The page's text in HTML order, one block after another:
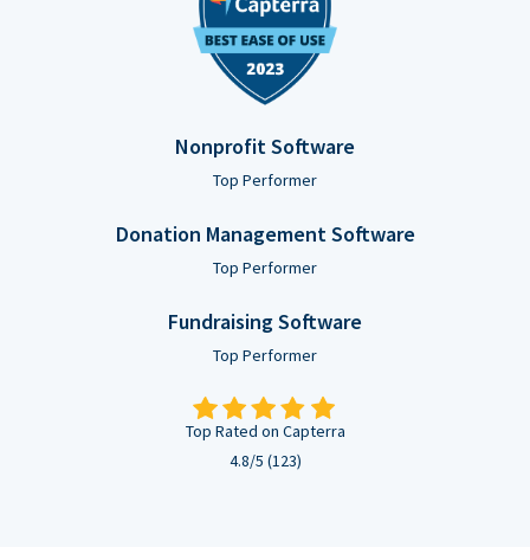
Nonprofit Software
Top Performer
Donation Management Software
Top Performer
Fundraising Software
Top Performer
Top Rated on Capterra
4.8/5 (123)